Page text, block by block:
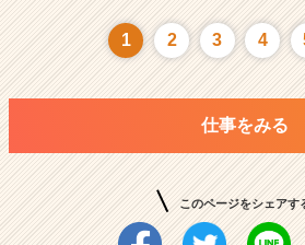
1 2 3 4
仕事をみる
このページをシェアす